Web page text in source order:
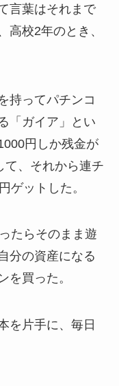
言葉はそれまで
高校2年のとき、
持ってパチンコ
「ガイア」とい
円しか残金が
て、それから連チ
ゲットした。
たらそのまま遊
分の資産になる
を買った。
を片手に、毎日